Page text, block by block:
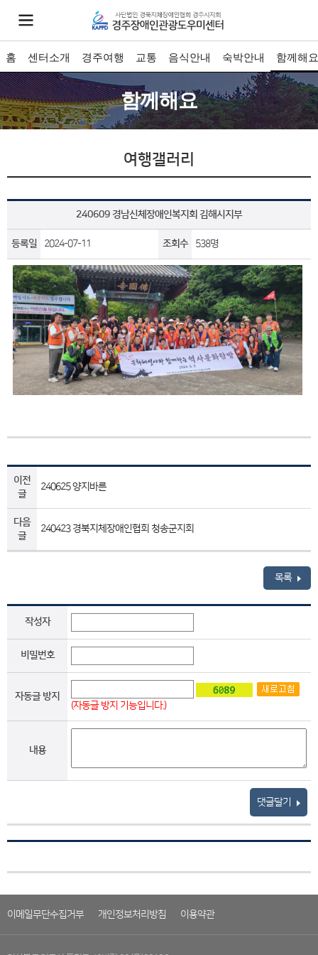
홈 센터소개 경주여행 교통 음식안내 숙박안내 함께해요
함께해요
여행갤러리
240609 경남신체장애인복지회 김해시지부
등록일 2024-07-11 조회수 538명
이전
글
240625 양지바른
다음
글
240423 경북지체장애인협회 청송군지회
목록
작성자
비밀번호
자동글 방지
(자동글 방지 기능입니다.)
내용
댓글달기
이메일무단수집거부 개인정보처리방침 이용약관